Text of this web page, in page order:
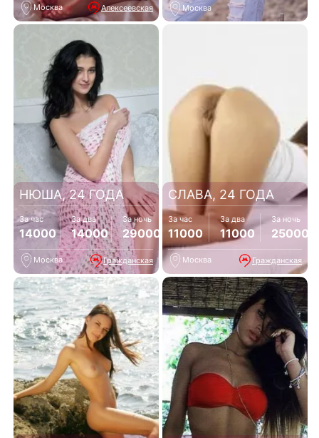
Москва Алексеевская Москва
НЮША, 24 ГОДА
За час
14000
За два
14000
За ночь
29000
Москва Гражданская
СЛАВА, 24 ГОДА
За час
11000
За два
11000
За ночь
25000
Москва Гражданская